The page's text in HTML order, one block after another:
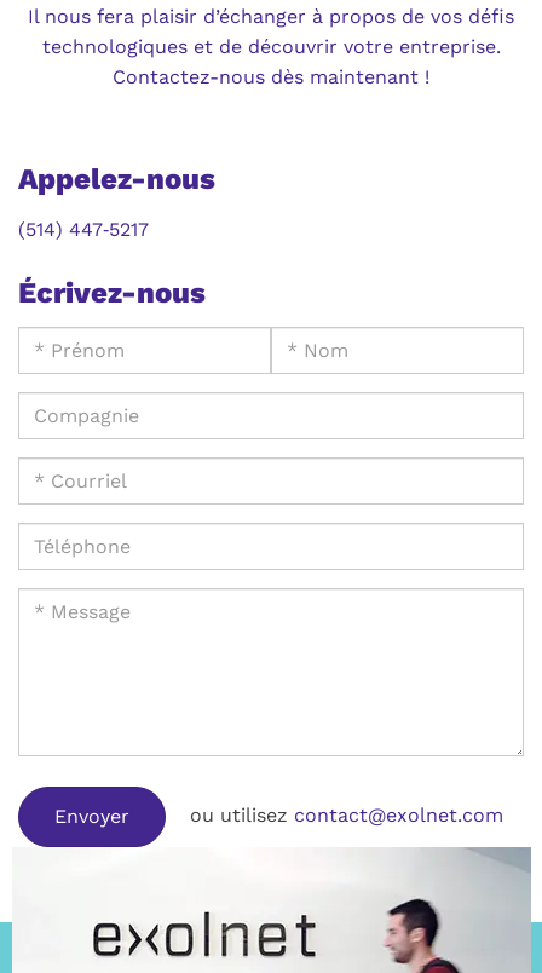
Il nous fera plaisir d’échanger à propos de vos défis
technologiques et de découvrir votre entreprise.
Contactez-nous dès maintenant !
Appelez-nous
(514) 447‑5217
Écrivez-nous
Envoyer ou utilisez contact@exolnet.com